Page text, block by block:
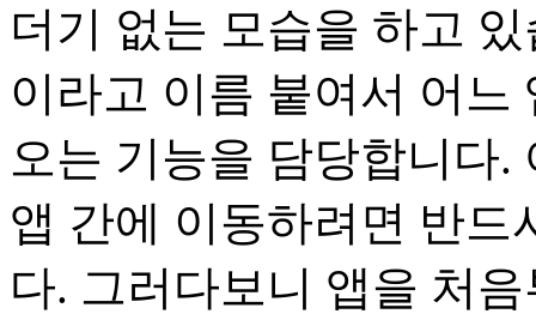
더기 없는 모습을 하고
이라고 이름 붙여서 어느
오는 기능을 담당합니다.
앱 간에 이동하려면 반드
다. 그러다보니 앱을 처